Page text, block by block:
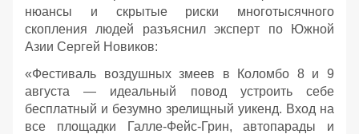
нюансы и скрытые риски многотысячного
скопления людей разъяснил эксперт по Южной
Азии Сергей Новиков:
«Фестиваль воздушных змеев в Коломбо 8 и 9
августа — идеальный повод устроить себе
бесплатный и безумно зрелищный уикенд. Вход на
все площадки Галле-Фейс-Грин, автопарады и